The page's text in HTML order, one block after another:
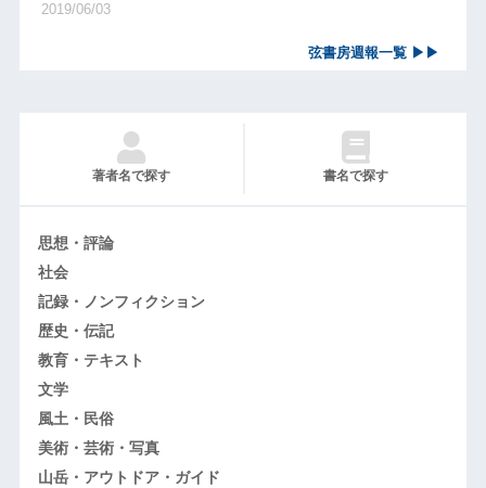
2019/06/03
弦書房週報一覧 ▶▶
著者名で探す 書名で探す
思想・評論
社会
記録・ノンフィクション
歴史・伝記
教育・テキスト
文学
風土・民俗
美術・芸術・写真
山岳・アウトドア・ガイド